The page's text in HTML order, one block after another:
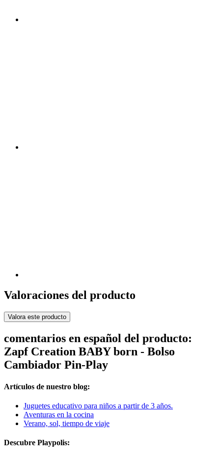
Valoraciones del producto
Valora este producto
comentarios en español del producto:
Zapf Creation BABY born - Bolso
Cambiador Pin-Play
Artículos de nuestro blog:
Juguetes educativo para niños a partir de 3 años.
Aventuras en la cocina
Verano, sol, tiempo de viaje
Descubre Playpolis: